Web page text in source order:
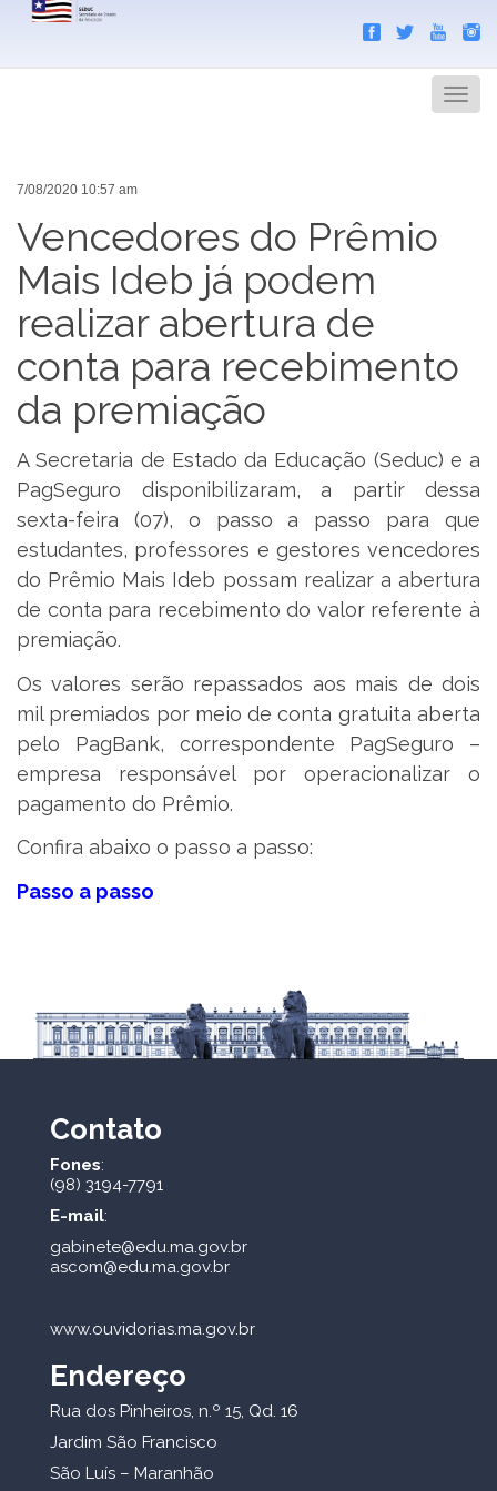
Menu
7/08/2020 10:57 am
Vencedores do Prêmio
Mais Ideb já podem
realizar abertura de
conta para recebimento
da premiação
A Secretaria de Estado da Educação (Seduc) e a
PagSeguro disponibilizaram, a partir dessa
sexta-feira (07), o passo a passo para que
estudantes, professores e gestores vencedores
do Prêmio Mais Ideb possam realizar a abertura
de conta para recebimento do valor referente à
premiação.
Os valores serão repassados aos mais de dois
mil premiados por meio de conta gratuita aberta
pelo PagBank, correspondente PagSeguro –
empresa responsável por operacionalizar o
pagamento do Prêmio.
Confira abaixo o passo a passo:
Passo a passo
Contato
Fones:
(98) 3194-7791
E-mail:
gabinete@edu.ma.gov.br
ascom@edu.ma.gov.br
www.ouvidorias.ma.gov.br
Endereço
Rua dos Pinheiros, n.º 15, Qd. 16
Jardim São Francisco
São Luís – Maranhão